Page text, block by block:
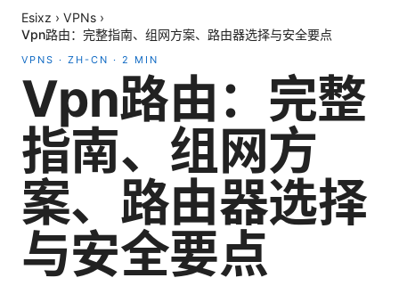
Esixz › VPNs ›
Vpn路由：完整指南、组网方案、路由器选择与安全要点
VPNS · ZH-CN · 2 MIN
Vpn路由：完整
指南、组网方
案、路由器选择
与安全要点